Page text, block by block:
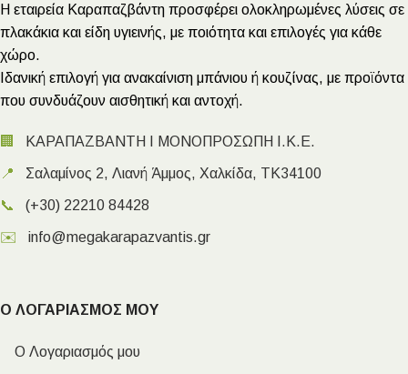
Η εταιρεία Καραπαζβάντη προσφέρει ολοκληρωμένες λύσεις σε
πλακάκια και είδη υγιεινής, με ποιότητα και επιλογές για κάθε
χώρο.
Ιδανική επιλογή για ανακαίνιση μπάνιου ή κουζίνας, με προϊόντα
που συνδυάζουν αισθητική και αντοχή.
🏢 ΚΑΡΑΠΑΖΒΑΝΤΗ Ι ΜΟΝΟΠΡΟΣΩΠΗ Ι.Κ.Ε.
📍 Σαλαμίνος 2, Λιανή Άμμος, Χαλκίδα, ΤΚ34100
📞 (+30) 22210 84428
✉️ info@megakarapazvantis.gr
Ο ΛΟΓΑΡΙΑΣΜΟΣ ΜΟΥ
Ο Λογαριασμός μου